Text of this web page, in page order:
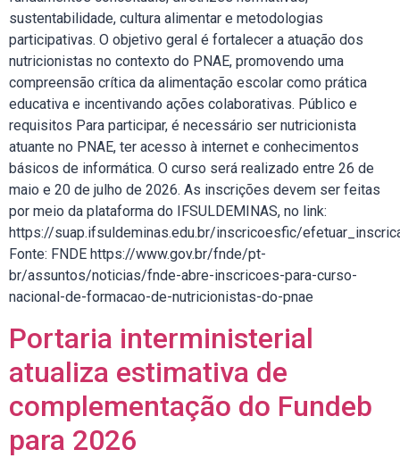
sustentabilidade, cultura alimentar e metodologias
participativas. O objetivo geral é fortalecer a atuação dos
nutricionistas no contexto do PNAE, promovendo uma
compreensão crítica da alimentação escolar como prática
educativa e incentivando ações colaborativas. Público e
requisitos Para participar, é necessário ser nutricionista
atuante no PNAE, ter acesso à internet e conhecimentos
básicos de informática. O curso será realizado entre 26 de
maio e 20 de julho de 2026. As inscrições devem ser feitas
por meio da plataforma do IFSULDEMINAS, no link:
https://suap.ifsuldeminas.edu.br/inscricoesfic/
Fonte: FNDE https://www.gov.br/fnde/pt-
br/assuntos/noticias/fnde-abre-inscricoes-para-curso-
nacional-de-formacao-de-nutricionistas-do-pnae
Portaria interministerial
atualiza estimativa de
complementação do Fundeb
para 2026